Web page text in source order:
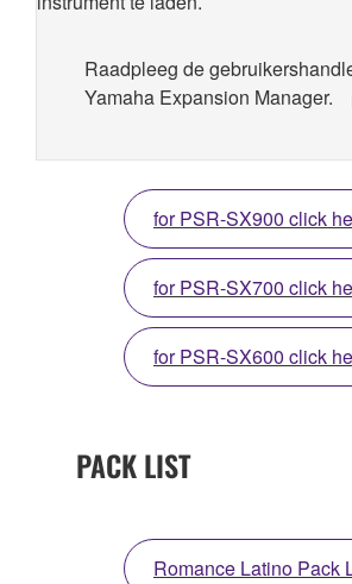
Raadpleeg de
Yamaha Expansion Manager.
for PSR-SX900 click
for PSR-SX700 click
for PSR-SX600 click
PACK LIST
Romance Latino Pack